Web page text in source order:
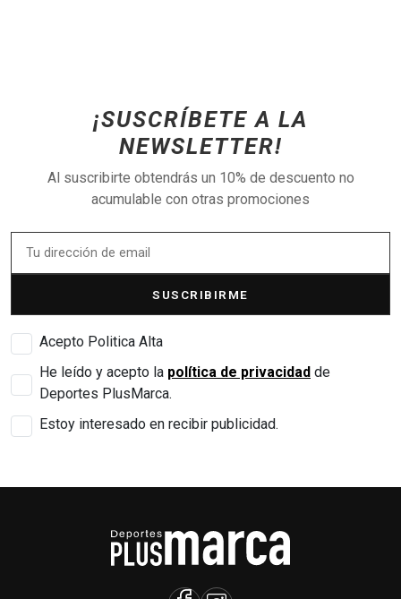
¡SUSCRÍBETE A LA
NEWSLETTER!
Al suscribirte obtendrás un 10% de descuento no
acumulable con otras promociones
SUSCRIBIRME
Acepto Politica Alta
He leído y acepto la política de privacidad de
Deportes PlusMarca.
Estoy interesado en recibir publicidad.